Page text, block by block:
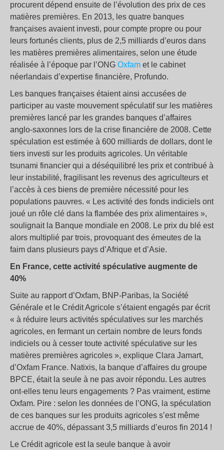
procurent dépend ensuite de l’évolution des prix de ces
matières premières. En 2013, les quatre banques
françaises avaient investi, pour compte propre ou pour
leurs fortunés clients, plus de 2,5 milliards d’euros dans
les matières premières alimentaires, selon une étude
réalisée à l’époque par l’ONG Oxfam et le cabinet
néerlandais d’expertise financière, Profundo.
Les banques françaises étaient ainsi accusées de
participer au vaste mouvement spéculatif sur les matières
premières lancé par les grandes banques d’affaires
anglo-saxonnes lors de la crise financière de 2008. Cette
spéculation est estimée à 600 milliards de dollars, dont le
tiers investi sur les produits agricoles. Un véritable
tsunami financier qui a déséquilibré les prix et contribué à
leur instabilité, fragilisant les revenus des agriculteurs et
l’accès à ces biens de première nécessité pour les
populations pauvres. « Les activité des fonds indiciels ont
joué un rôle clé dans la flambée des prix alimentaires »,
soulignait la Banque mondiale en 2008. Le prix du blé est
alors multiplié par trois, provoquant des émeutes de la
faim dans plusieurs pays d’Afrique et d’Asie.
En France, cette activité spéculative augmente de
40%
Suite au rapport d’Oxfam, BNP-Paribas, la Société
Générale et le Crédit Agricole s’étaient engagés par écrit
« à réduire leurs activités spéculatives sur les marchés
agricoles, en fermant un certain nombre de leurs fonds
indiciels ou à cesser toute activité spéculative sur les
matières premières agricoles », explique Clara Jamart,
d’Oxfam France. Natixis, la banque d’affaires du groupe
BPCE, était la seule à ne pas avoir répondu. Les autres
ont-elles tenu leurs engagements ? Pas vraiment, estime
Oxfam. Pire : selon les données de l’ONG, la spéculation
de ces banques sur les produits agricoles s’est même
accrue de 40%, dépassant 3,5 milliards d’euros fin 2014 !
Le Crédit agricole est la seule banque à avoir